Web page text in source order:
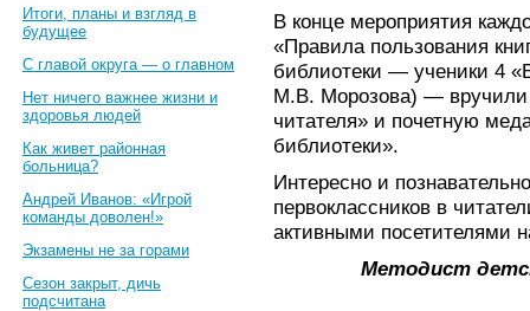
Итоги, планы и взгляд в
будущее
С главой округа — о главном
Нет ничего важнее жизни и
здоровья людей
Как живет районная
больница?
Андрей Иванов: «Игрой
команды доволен!»
Экзамены не за горами
Сезон закрыт, дичь
подсчитана
В конце мероприятия
«Правила пользования
библиотеки — ученики 4
М.В. Морозова) — вручили
читателя» и почетную
библиотеки».
Интересно и
первоклассников в
активными посетителями
Методист